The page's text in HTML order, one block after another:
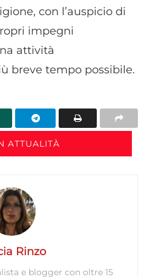
con l’auspicio di
impegni
attività
breve tempo possibile.
ATTUALITÀ
Rinzo
e blogger con oltre 15